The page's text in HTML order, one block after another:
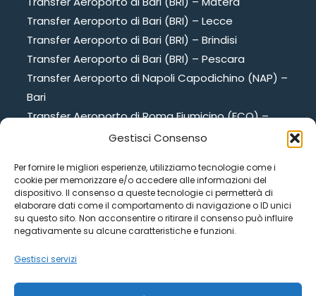
Gestisci Consenso
Per fornire le migliori esperienze, utilizziamo tecnologie come i
cookie per memorizzare e/o accedere alle informazioni del
dispositivo. Il consenso a queste tecnologie ci permetterà di
elaborare dati come il comportamento di navigazione o ID unici
su questo sito. Non acconsentire o ritirare il consenso può influire
negativamente su alcune caratteristiche e funzioni.
Gestisci servizi
Transfer Aeroporto di Bari (BRI) – Lecce
Transfer Aeroporto di Bari (BRI) – Brindisi
Transfer Aeroporto di Bari (BRI) – Pescara
Transfer Aeroporto di Napoli Capodichino (NAP) –
Bari
Transfer Aeroporto di Roma Fiumicino (FCO) –
provincia
Contattaci
328 7776827
328 7776827
onionsrl.info@gmail.com